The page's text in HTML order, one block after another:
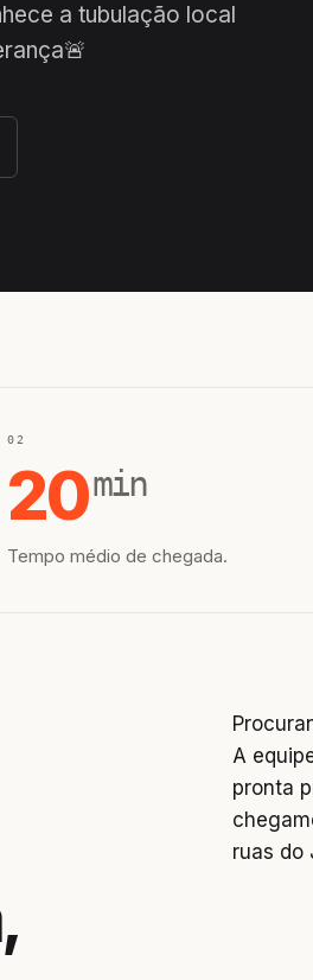
a tubulação local
02
20min
Tempo médio de chegada.
A
pronta
ruas do